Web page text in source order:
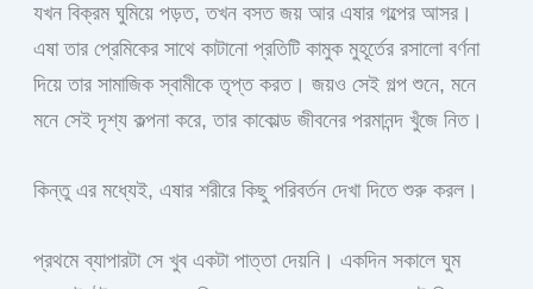
যখন বিক্রম ঘুমিয়ে পড়ত, তখন বসত জয় আর এষার গল্পের আসর।
এষা তার প্রেমিকের সাথে কাটানো প্রতিটি কামুক মুহূর্তের রসালো বর্ণনা
দিয়ে তার সামাজিক স্বামীকে তৃপ্ত করত। জয়ও সেই গল্প শুনে, মনে
মনে সেই দৃশ্য কল্পনা করে, তার কাকোল্ড জীবনের পরমানন্দ খুঁজে নিত।
কিন্তু এর মধ্যেই, এষার শরীরে কিছু পরিবর্তন দেখা দিতে শুরু করল।
প্রথমে ব্যাপারটা সে খুব একটা পাত্তা দেয়নি। একদিন সকালে ঘুম